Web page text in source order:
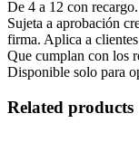
De 4 a 12 con recargo.
Sujeta a aprobación
firma. Aplica a
Que cumplan con los
Disponible solo para
Related products